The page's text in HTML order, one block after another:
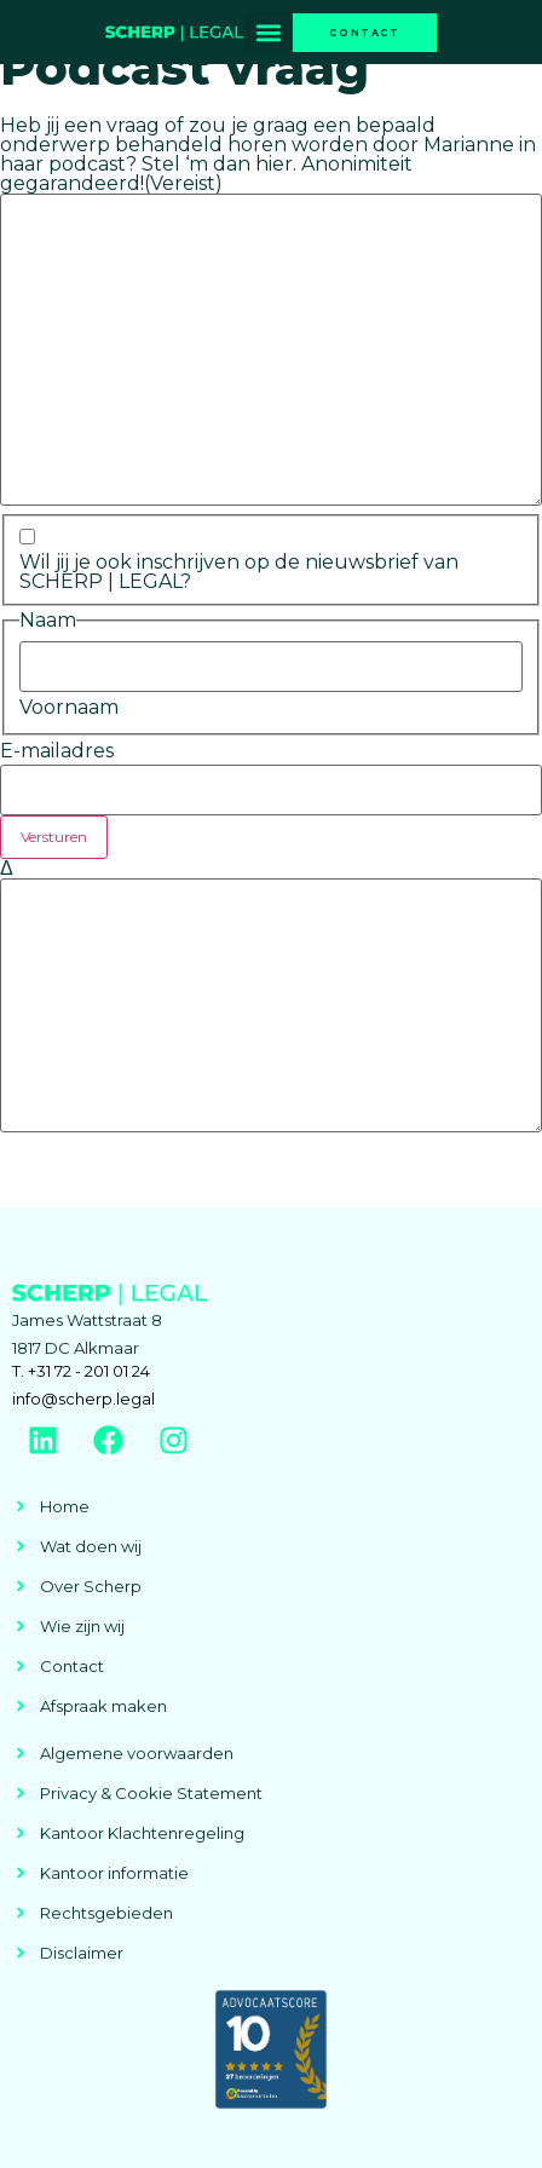
CONTACT
Podcast vraag
Heb jij een vraag of zou je graag een bepaald
onderwerp behandeld horen worden door Marianne in
haar podcast? Stel ‘m dan hier. Anonimiteit
gegarandeerd!(Vereist)
Wil jij je ook inschrijven op de nieuwsbrief van
SCHERP | LEGAL?
Naam
Voornaam
E-mailadres
Δ
James Wattstraat 8
1817 DC Alkmaar
T. +31 72 - 201 01 24
info@scherp.legal
Home
Wat doen wij
Over Scherp
Wie zijn wij
Contact
Afspraak maken
Algemene voorwaarden
Privacy & Cookie Statement
Kantoor Klachtenregeling
Kantoor informatie
Rechtsgebieden
Disclaimer